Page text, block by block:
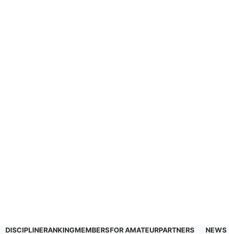
DISCIPLINERANKINGMEMBERSFOR AMATEURPARTNERS NEWS